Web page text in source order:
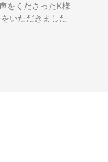
をくださったK様
いただきました